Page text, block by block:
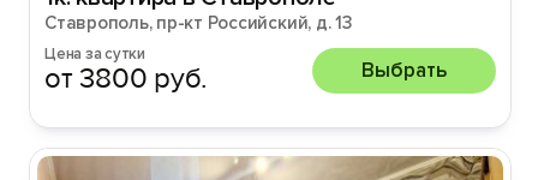
Ставрополь, пр-кт Российский, д. 13
Цена за сутки
от 3800 руб. Выбрать